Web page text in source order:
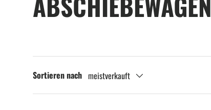
Sortieren nach meistverkauft